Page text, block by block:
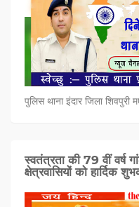
पुलिस थाना इंदार जिला शिवपुरी
स्वतंत्रता की 79 वीं वर्ष
क्षेत्रवासियों को हार्दिक